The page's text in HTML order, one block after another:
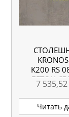
K200 RS
БЕТОН
СЕРЫЙ
ММ
7 535,52
Читать